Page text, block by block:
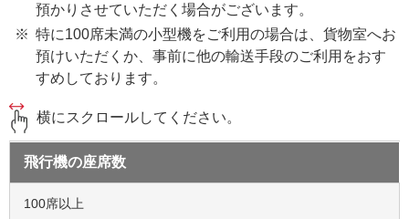
預かりさせていただく場合がございます。
特に100席未満の小型機をご利用の場合は、貨物室へお
預けいただくか、事前に他の輸送手段のご利用をおす
すめしております。
横にスクロールしてください。
飛行機の座席数
100席以上